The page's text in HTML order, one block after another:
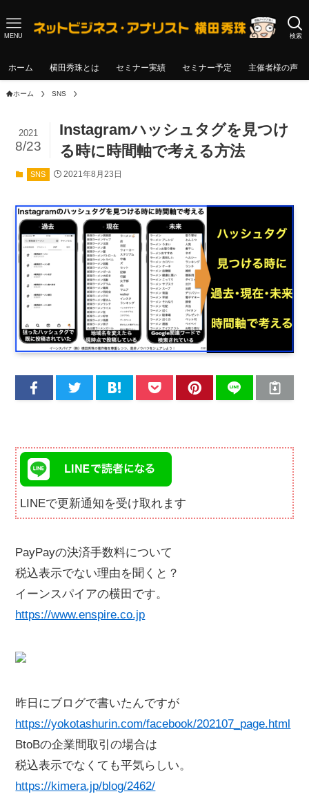
検索
MENU
ホーム 横田秀珠とは セミナー実績 セミナー予定 主催者様の声
ホーム SNS
Instagramハッシュタグを見つけ
る時に時間軸で考える方法
2021
8/23
SNS 2021年8月23日
LINEで更新通知を受け取れます
PayPayの決済手数料について
税込表示でない理由を聞くと？
イーンスパイアの横田です。
https://www.enspire.co.jp
昨日にブログで書いたんですが
https://yokotashurin.com/facebook/202107_page.html
BtoBの企業間取引の場合は
税込表示でなくても平気らしい。
https://kimera.jp/blog/2462/